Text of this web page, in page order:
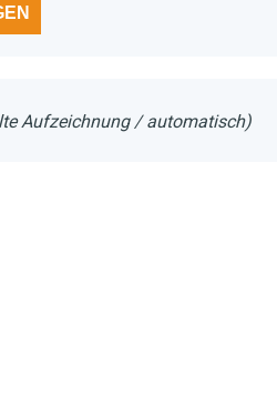
Aufzeichnung / automatisch)